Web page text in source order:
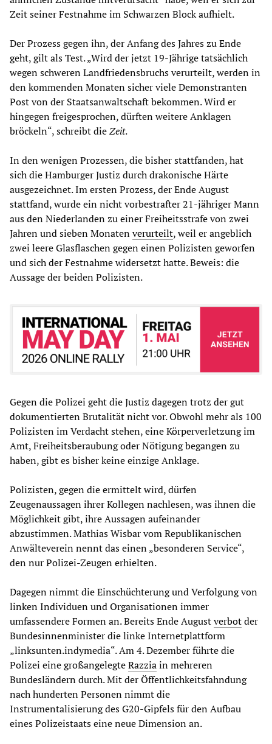
Zeit seiner Festnahme im Schwarzen Block aufhielt.
Der Prozess gegen ihn, der Anfang des Jahres zu Ende
geht, gilt als Test. „Wird der jetzt 19-Jährige tatsächlich
wegen schweren Landfriedensbruchs verurteilt, werden in
den kommenden Monaten sicher viele Demonstranten
Post von der Staatsanwaltschaft bekommen. Wird er
hingegen freigesprochen, dürften weitere Anklagen
bröckeln“, schreibt dieZeit.
In den wenigen Prozessen, die bisher stattfanden, hat
sich die Hamburger Justiz durch drakonische Härte
ausgezeichnet. Im ersten Prozess, der Ende August
stattfand, wurde ein nicht vorbestrafter 21-jähriger Mann
aus den Niederlanden zu einer Freiheitsstrafe von zwei
Jahren und sieben Monatenverurteilt, weil er angeblich
zwei leere Glasflaschen gegen einen Polizisten geworfen
und sich der Festnahme widersetzt hatte. Beweis: die
Aussage der beiden Polizisten.
Gegen die Polizei geht die Justiz dagegen trotz der gut
dokumentierten Brutalität nicht vor. Obwohl mehr als 100
Polizisten im Verdacht stehen, eine Körperverletzung im
Amt, Freiheitsberaubung oder Nötigung begangen zu
haben, gibt es bisher keine einzige Anklage.
Polizisten, gegen die ermittelt wird, dürfen
Zeugenaussagen ihrer Kollegen nachlesen, was ihnen die
Möglichkeit gibt, ihre Aussagen aufeinander
abzustimmen. Mathias Wisbar vom Republikanischen
Anwälteverein nennt das einen „besonderen Service“,
den nur Polizei-Zeugen erhielten.
Dagegen nimmt die Einschüchterung und Verfolgung von
linken Individuen und Organisationen immer
umfassendere Formen an. Bereits Ende Augustverbotder
Bundesinnenminister die linke Internetplattform
„linksunten.indymedia“. Am 4. Dezember führte die
Polizei eine großangelegteRazziain mehreren
Bundesländern durch. Mit der Öffentlichkeitsfahndung
nach hunderten Personen nimmt die
Instrumentalisierung des G20-Gipfels für den Aufbau
eines Polizeistaats eine neue Dimension an.